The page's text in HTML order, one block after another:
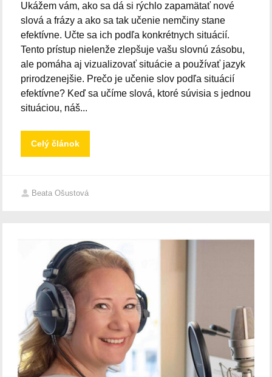
Ukážem vám, ako sa dá si rýchlo zapamätať nové
slová a frázy a ako sa tak učenie nemčiny stane
efektívne. Učte sa ich podľa konkrétnych situácií.
Tento prístup nielenže zlepšuje vašu slovnú zásobu,
ale pomáha aj vizualizovať situácie a používať jazyk
prirodzenejšie. Prečo je učenie slov podľa situácií
efektívne? Keď sa učíme slová, ktoré súvisia s jednou
situáciou, náš...
Celý článok
Beata Ošustová